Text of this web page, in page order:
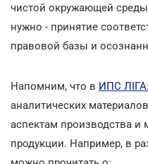
чистой окружающей
нужно - принятие
правовой базы и
Напомним, что в ИПС
аналитических
аспектам производства и
продукции. Например, в